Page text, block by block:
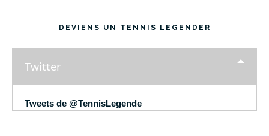
DEVIENS UN TENNIS LEGENDER
Twitter
Tweets de @TennisLegende